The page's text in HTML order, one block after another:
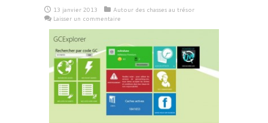
13 janvier 2013
Autour des chasses au trésor
Laisser un commentaire